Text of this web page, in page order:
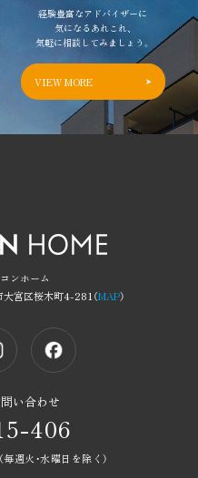
経験豊富なアドバイザーに
気になるあれこれ、
気軽に相談してみましょう。
VIEW MORE
ンホーム
宮区桜木町4-281（MAP）
い合わせ
406
週火・水曜日を除く）
自社一貫体制
全棟邸別設計
リノベーション事例
プライバシーポリシー